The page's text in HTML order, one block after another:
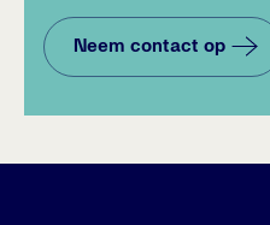
Neem contact op